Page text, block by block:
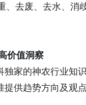
、去废、去水、消
价值洞察
独家的神农行业知
提供趋势方向及观